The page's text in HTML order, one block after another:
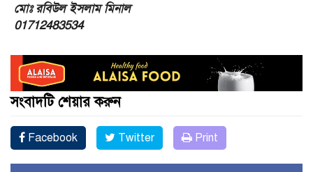
মোঃ রবিউল ইসলাম মিনাল
01712483534
সংবাদটি শেয়ার করুন
Facebook Twitter Print